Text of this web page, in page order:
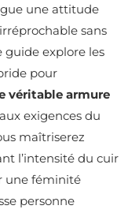
une attitude
sans
explore les
pour
véritable armure
exigences du
maîtriserez
l’intensité du cuir
une féminité
personne